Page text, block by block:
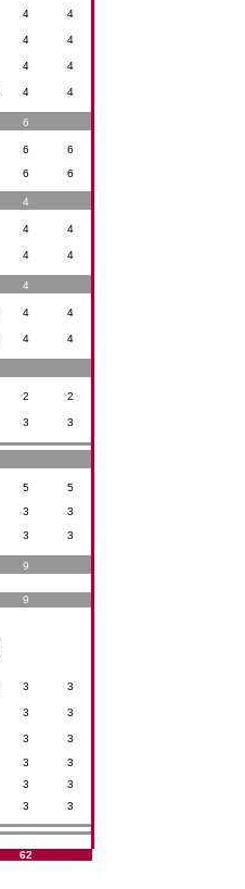
4 4
4 4
4 4
4 4
6
6 6
6 6
4
4 4
4 4
4
4 4
4 4
2 2
3 3
5 5
3 3
3 3
9
9
3 3
3 3
3 3
3 3
3 3
3 3
62